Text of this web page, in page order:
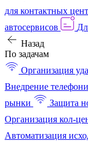
для контактных
автосервисов
Назад
По задачам
Организация
Внедрение
рынки
Защита
Организация кол-
Автоматизация